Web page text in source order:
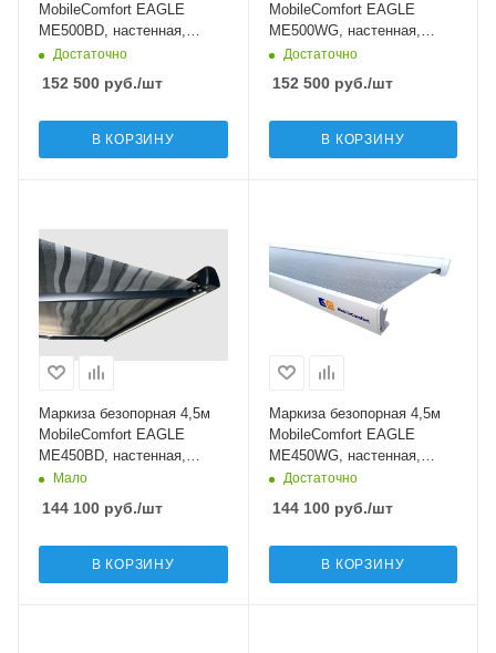
MobileComfort EAGLE
ME500BD, настенная,
электрическая, чёрная
Достаточно
152 500 руб./шт
В КОРЗИНУ
MobileComfort EAGLE
ME500WG, настенная,
электрическая, белая
Достаточно
152 500руб./шт
В КОРЗИНУ
Маркиза безопорная 4,5м
MobileComfort EAGLE
ME450BD, настенная,
электрическая, чёрная
Мало
144 100 руб./шт
В КОРЗИНУ
Маркиза безопорная 4,5м
MobileComfort EAGLE
ME450WG, настенная,
электрическая, белая
Достаточно
144 100руб./шт
В КОРЗИНУ